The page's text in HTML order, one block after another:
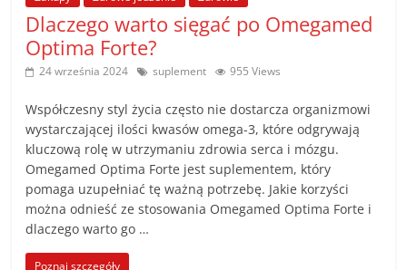
Dlaczego warto sięgać po Omegamed
Optima Forte?
24 września 2024 suplement 955 Views
Współczesny styl życia często nie dostarcza organizmowi
wystarczającej ilości kwasów omega-3, które odgrywają
kluczową rolę w utrzymaniu zdrowia serca i mózgu.
Omegamed Optima Forte jest suplementem, który
pomaga uzupełniać tę ważną potrzebę. Jakie korzyści
można odnieść ze stosowania Omegamed Optima Forte i
dlaczego warto go …
Poznaj szczegóły